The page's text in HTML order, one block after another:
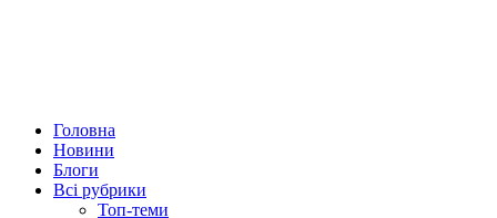
Головна
Новини
Блоги
Всі рубрики
Топ-теми